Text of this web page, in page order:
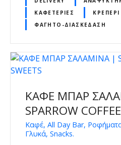
ΚΑΦΕΤΈΡΙΕΣ
ΚΡΕΠΕΡΊ
ΦΑΓΗΤΌ-ΔΙΑΣΚΈΔΑΣΗ
ΚΑΦΕ ΜΠΑΡ
SPARROW
Καφέ, All Day Bar,
Γλυκά, Snacks.